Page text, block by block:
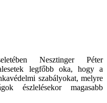
Nesztinger Péter
legfőbb oka, hogy a
szabályokat, melyre
észlelésekor magasabb